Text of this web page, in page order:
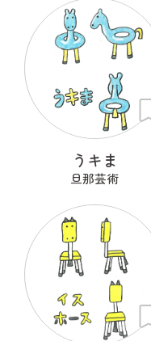
うキま
旦那芸術